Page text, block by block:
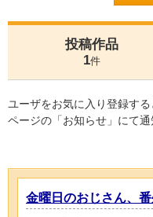
投稿作品
1件
ユーザをお気に入り登録す
ページの「お知らせ」にて通
金曜日のおじさん、